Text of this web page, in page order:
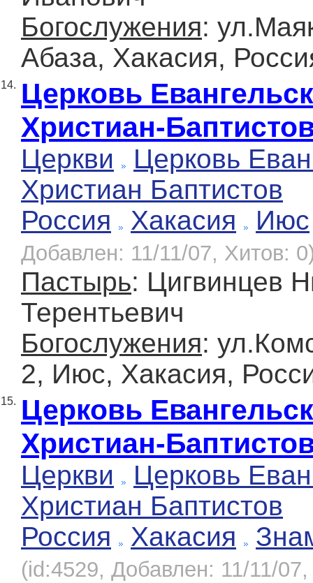
Богослужения:
Абаза, Хакасия,
14. Церковь
Христиан-
Церкви
Церковь
Христиан Баптистов
Россия
Хакасия Июс
Добавлен: 11/11/07, Хитов:
Пастырь: Цигвинцев
Терентьевич
Богослужения:
2, Июс, Хакасия,
15. Церковь
Христиан-
Церкви
Церковь
Христиан Баптистов
Россия
Хакасия
(id:4529, Добавлен: 11/11/